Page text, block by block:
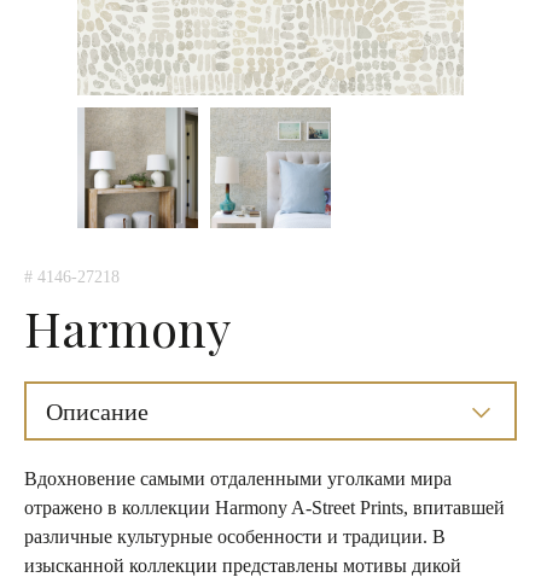
# 4146-27218
Harmony
Описание
Вдохновение самыми отдаленными уголками мира
отражено в коллекции Harmony A-Street Prints, впитавшей
различные культурные особенности и традиции. В
изысканной коллекции представлены мотивы дикой